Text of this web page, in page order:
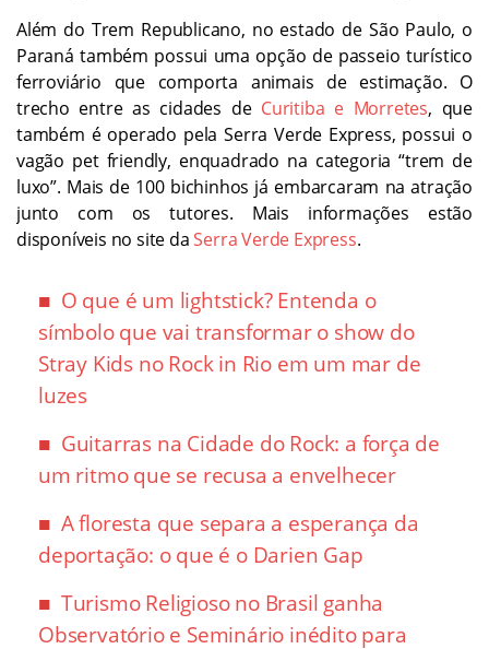
Além do Trem Republicano, no estado de São Paulo, o
Paraná também possui uma opção de passeio turístico
ferroviário que comporta animais de estimação. O
trecho entre as cidades de Curitiba e Morretes, que
também é operado pela Serra Verde Express, possui o
vagão pet friendly, enquadrado na categoria “trem de
luxo”. Mais de 100 bichinhos já embarcaram na atração
junto com os tutores. Mais informações estão
disponíveis no site daSerra Verde Express.
O que é um lightstick? Entenda o
símbolo que vai transformar o show do
Stray Kids no Rock in Rio em um mar de
luzes
Guitarras na Cidade do Rock: a força de
um ritmo que se recusa a envelhecer
A floresta que separa a esperança da
deportação: o que é o Darien Gap
Turismo Religioso no Brasil ganha
Observatório e Seminário inédito para